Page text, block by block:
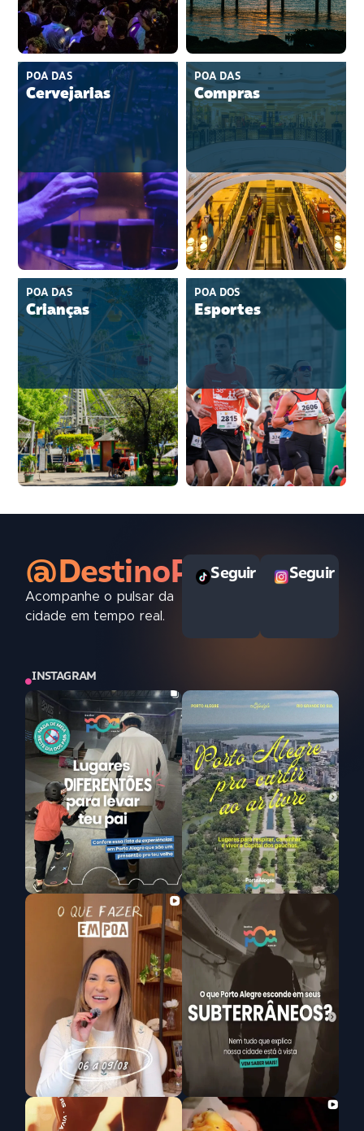
POA DAS
Cervejarias
POA DAS
Compras
POA DAS
Crianças
POA DOS
Esportes
@DestinoPOAoficial
Acompanhe o pulsar da
cidade em tempo real.
Seguir Seguir
INSTAGRAM